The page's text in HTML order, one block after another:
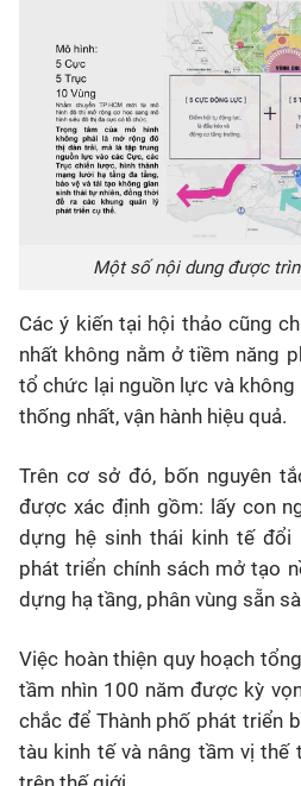
Một số nội dung được
Các ý kiến tại hội thảo cũng
nhất không nằm ở tiềm năng
tổ chức lại nguồn lực và
thống nhất, vận hành hiệu quả.
Trên cơ sở đó, bốn nguyên
được xác định gồm: lấy con
dựng hệ sinh thái kinh tế
phát triển chính sách mở tạo
dựng hạ tầng, phân vùng sẵn
Việc hoàn thiện quy hoạch
tầm nhìn 100 năm được kỳ
chắc để Thành phố phát triển
tàu kinh tế và nâng tầm vị thế